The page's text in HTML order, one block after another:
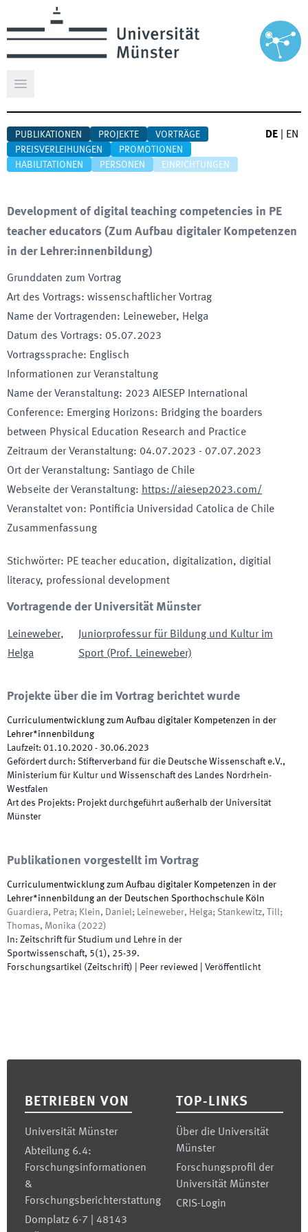
Hauptmenü öffnen
PUBLIKATIONEN PROJEKTE
VORTRÄGE
PREISVERLEIHUNGEN
PROMOTIONEN
HABILITATIONEN
PERSONEN EINRICHTUNGEN
DE EN
Development of digital teaching competencies in PE
teacher educators (Zum Aufbau digitaler Kompetenzen
in der Lehrer:innenbildung)
Grunddaten zum Vortrag
Art des Vortrags: wissenschaftlicher Vortrag
Name der Vortragenden: Leineweber, Helga
Datum des Vortrags: 05.07.2023
Vortragssprache: Englisch
Informationen zur Veranstaltung
Name der Veranstaltung: 2023 AIESEP International
Conference: Emerging Horizons: Bridging the boarders
between Physical Education Research and Practice
Zeitraum der Veranstaltung: 04.07.2023 - 07.07.2023
Ort der Veranstaltung: Santiago de Chile
Webseite der Veranstaltung: https://aiesep2023.com/
Veranstaltet von: Pontificia Universidad Catolica de Chile
Zusammenfassung
Stichwörter: PE teacher education, digitalization, digitial
literacy, professional development
Vortragende der Universität Münster
Leineweber,
Helga
Juniorprofessur für Bildung und Kultur im
Sport (Prof. Leineweber)
Projekte über die im Vortrag berichtet wurde
Curriculumentwicklung zum Aufbau digitaler Kompetenzen in der
Lehrer*innenbildung
Laufzeit: 01.10.2020 - 30.06.2023
Gefördert durch: Stifterverband für die Deutsche Wissenschaft e.V.,
Ministerium für Kultur und Wissenschaft des Landes Nordrhein-
Westfalen
Art des Projekts: Projekt durchgeführt außerhalb der Universität
Münster
Publikationen vorgestellt im Vortrag
Curriculumentwicklung zum Aufbau digitaler Kompetenzen in der
Lehrer*innenbildung an der Deutschen Sporthochschule Köln
Guardiera, Petra; Klein, Daniel; Leineweber, Helga; Stankewitz, Till;
Thomas, Monika ( 2022)
In: Zeitschrift für Studium und Lehre in der
Sportwissenschaft, 5(1), 25-39.
Forschungsartikel (Zeitschrift) | Peer reviewed Veröffentlicht
BETRIEBEN VON
Universität Münster
Abteilung 6.4:
Forschungsinformationen
&
Forschungsberichterstattung
Domplatz 6-7 | 48143
TOP-LINKS
Über die Universität
Münster
Forschungsprofil der
Universität Münster
CRIS-Login